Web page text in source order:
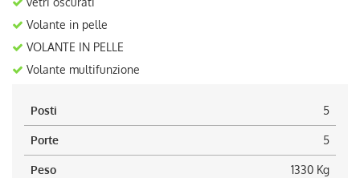
Volante in pelle
VOLANTE IN PELLE
Volante multifunzione
Posti 5
Porte 5
Peso 1330 Kg